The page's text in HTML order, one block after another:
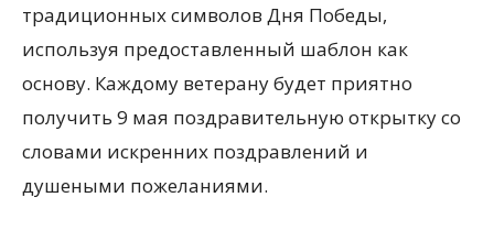
традиционных символов Дня Победы,
используя предоставленный шаблон как
основу. Каждому ветерану будет приятно
получить 9 мая поздравительную открытку со
словами искренних поздравлений и
душеными пожеланиями.